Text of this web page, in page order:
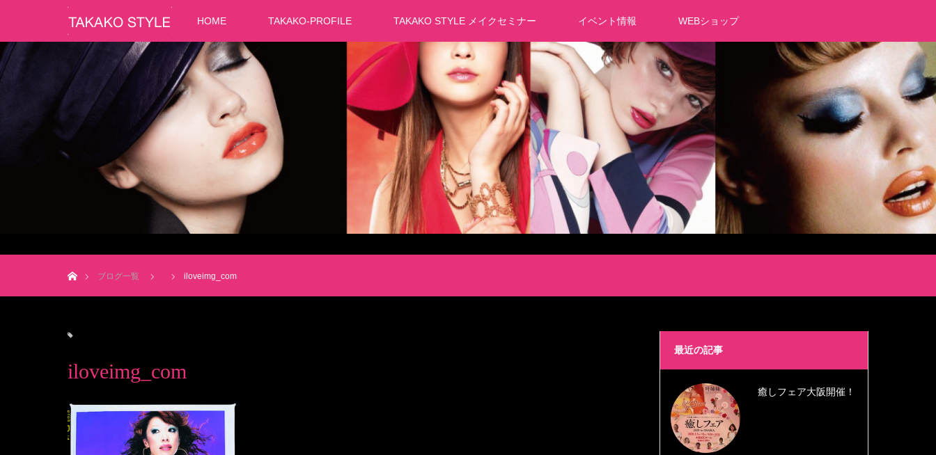
HOME TAKAKO-PROFILE TAKAKO STYLE メイクセミナー イベント情報 WEBショップ
ブログ一覧
iloveimg_com
iloveimg_com
最近の記事
癒しフェア大阪開催！